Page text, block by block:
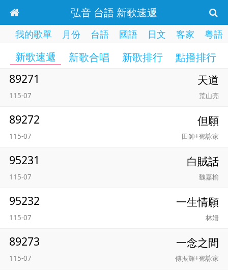
弘音 台語 新歌速遞
我的歌單 月份 台語 國語 日文 客家 粵語
新歌速遞 新歌合唱 新歌排行 點播排行
89271 天道
115-07 荒山亮
89272 但願
115-07 田帥+鄧詠家
95231 白賊話
115-07 魏嘉榆
95232 一生情願
115-07 林姍
89273 一念之間
115-07 傅振輝+鄧詠家